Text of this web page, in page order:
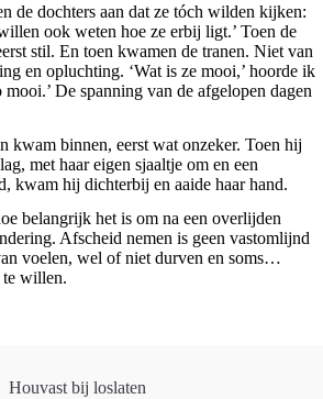
de dochters aan dat ze tóch wilden kijken:
ook weten hoe ze erbij ligt.’ Toen de
stil. En toen kwamen de tranen. Niet van
en opluchting. ‘Wat is ze mooi,’ hoorde ik
mooi.’ De spanning van de afgelopen dagen
kwam binnen, eerst wat onzeker. Toen hij
met haar eigen sjaaltje om en een
kwam hij dichterbij en aaide haar hand.
belangrijk het is om na een overlijden
Afscheid nemen is geen vastomlijnd
voelen, wel of niet durven en soms…
te willen.
Houvast bij loslaten